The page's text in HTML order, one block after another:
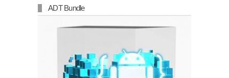
ADT Bundle